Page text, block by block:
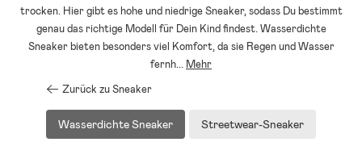
trocken. Hier gibt es hohe und niedrige Sneaker, sodass Du bestimmt
genau das richtige Modell für Dein Kind findest. Wasserdichte
Sneaker bieten besonders viel Komfort, da sie Regen und Wasser
fernh... Mehr
Zurück zu Sneaker
Wasserdichte Sneaker Streetwear-Sneaker